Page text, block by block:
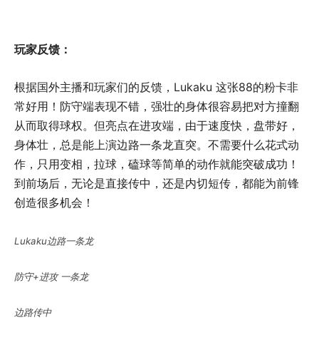
玩家反馈：
根据国外主播和玩家们的反馈，Lukaku 这张88的粉卡非
常好用！防守端表现不错，强壮的身体很容易把对方撞翻
从而取得球权。但亮点在进攻端，由于速度快，盘带好，
身体壮，总是能上演边路一条龙直突。不需要什么花式动
作，只用变相，拉球，磕球等简单的动作就能突破成功！
到前场后，无论是直接传中，还是内切短传，都能为前锋
创造很多机会！
Lukaku边路一条龙
防守+进攻 一条龙
边路传中